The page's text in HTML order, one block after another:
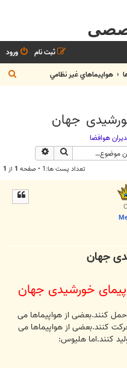
ورود
ثبت نام
هواپيماهاي غير نظامي
س
جهان
هوافضا
جستجو
تعداد پست ها:1 • صفحه 1 از 1
جهان
خورشیدی جهان
حمل کنند.بعضی از هواپیماها می
کنند.بعضی از هواپیماها می
کنند.اما هلیوس: